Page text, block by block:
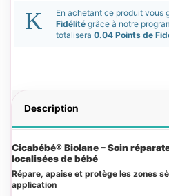
En achetant ce produit vous
Fidélité grâce à notre
totalisera 0.04 Points de
Description
Cicabébé® Biolane – Soin
localisées de bébé
Répare, apaise et protège les zones
application